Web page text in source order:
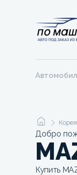
Корея
Добро
Купить